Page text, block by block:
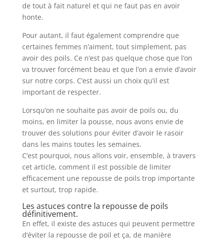
de tout à fait naturel et qui ne faut pas en avoir
honte.
Pour autant, il faut également comprendre que
certaines femmes n’aiment, tout simplement, pas
avoir des poils. Ce n’est pas quelque chose que l’on
va trouver forcément beau et que l’on a envie d’avoir
sur notre corps. C’est aussi un choix qu’il est
important de respecter.
Lorsqu’on ne souhaite pas avoir de poils ou, du
moins, en limiter la pousse, nous avons envie de
trouver des solutions pour éviter d’avoir le rasoir
dans les mains toutes les semaines.
C’est pourquoi, nous allons voir, ensemble, à travers
cet article, comment il est possible de limiter
efficacement une repousse de poils trop importante
et surtout, trop rapide.
Les astuces contre la repousse de poils
définitivement.
En effet, il existe des astuces qui peuvent permettre
d’éviter la repousse de poil et ça, de manière